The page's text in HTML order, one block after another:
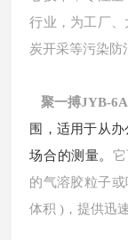
行业，为工厂
炭开采等污染防
聚一搏JYB-
围，适用于从
场合的测量。
的气溶胶粒子
体积 )，提供迅